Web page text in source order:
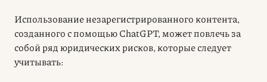
Использование незарегистрированного контента,
созданного с помощью ChatGPT, может повлечь за
собой ряд юридических рисков, которые следует
учитывать: